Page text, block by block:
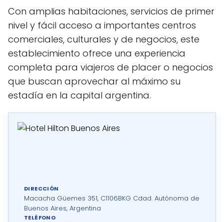
Con amplias habitaciones, servicios de primer
nivel y fácil acceso a importantes centros
comerciales, culturales y de negocios, este
establecimiento ofrece una experiencia
completa para viajeros de placer o negocios
que buscan aprovechar al máximo su
estadía en la capital argentina.
DIRECCIÓN
Macacha Güemes 351, C1106BKG Cdad. Autónoma de
Buenos Aires, Argentina
TELÉFONO